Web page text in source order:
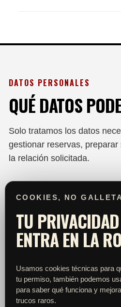
COOKIES, NO
TU
ENTRA EN LA
Usamos cookies técnicas para
tu permiso, también podemos
para saber qué funciona y
trucos raros.
DATOS PERSONALES
QUÉ DATOS
Solo tratamos los datos
gestionar reservas,
la relación solicitada.
DATOS DE CONTACTO
Podemos tratar nombre,
preferido, contenido del
contacto y cualquier dato
email, redes sociales,
canal de contacto.